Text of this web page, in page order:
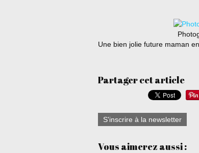
Une bien jolie future maman
Partager cet article
S'inscrire à la newsletter
Vous aimerez aussi :